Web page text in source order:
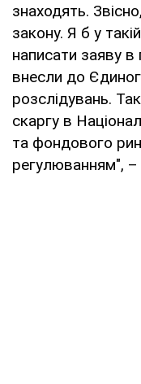
знаходять.
закону. Я б у
написати заяву
внесли до
розслідувань.
скаргу в
та фондового
регулюванням",